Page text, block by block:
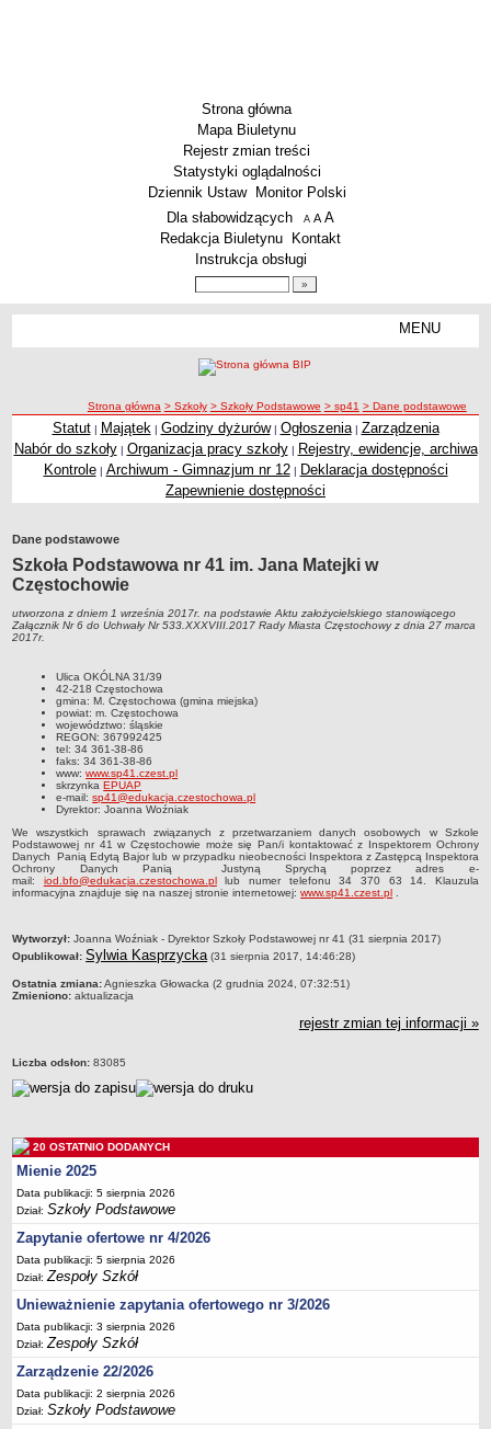
Strona główna
Mapa Biuletynu
Rejestr zmian treści
Statystyki oglądalności
Dziennik Ustaw
Monitor Polski
Menu dodatkowe
Dla słabowidzących A pomniejsz czcionkę
A standardowy rozmiar czcionki
A
Redakcja Biuletynu
Kontakt
Instrukcja obsługi
MENU
Zespoły Szkół
Techniczne Zakłady Naukowe
ARCHIWUM SZKÓŁ I PLACÓWEK
Zlikwidowane gimnazja
Przekształcone szkoły i placówki
Wielofunkcyjna Placówka
SPECJALNE OŚRODKI SZKOLNO-WYCHOWAWCZE
Specjalny Ośrodek nr 1
Specjalny Ośrodek nr 5
BURSA MIEJSKA
Dane podstawowe
Statut
Majątek
Godziny dyżurów
Ogłoszenie
Zarządzenia
Rejestry, ewidencje, archiwa
Deklaracja dostępności
Dane podstawowe
Majątek
Ogłoszenia
Zarządzenia
Rejestry, ewidencje, archiwa
Kontrole
PONOWNE WYKORZYSTYWANIE
Sprawozdania
Deklaracja dostępności
DEKLARACJA DOSTĘPNOŚCI
ścieżka nawigacji
Strona główna > Szkoły > Szkoły Podstawowe > sp41 > Dane podstawowe
Statut| Majątek | Godziny dyżurów| Ogłoszenia| Zarządzenia
Nabór do szkoły| Organizacja pracy szkoły| Rejestry, ewidencje, archiwa
Kontrole| Archiwum - Gimnazjum nr 12| Deklaracja dostępności
Zapewnienie dostępności
Dane podstawowe
Szkoła Podstawowa nr 41 im. Jana Matejki w
Częstochowie
utworzona z dniem 1 września 2017r. na podstawie Aktu założycielskiego stanowiącego
Załącznik Nr 6 do Uchwały Nr 533.XXXVIII.2017 Rady Miasta Częstochowy z dnia 27 marca
2017r.
Ulica OKÓLNA 31/39
42-218 Częstochowa
gmina: M. Częstochowa (gmina miejska)
powiat: m. Częstochowa
województwo: śląskie
REGON: 367992425
tel: 34 361-38-86
faks: 34 361-38-86
www:www.sp41.czest.pl
skrzynkaEPUAP
e-mail:sp41@edukacja.czestochowa.pl
Dyrektor: Joanna Woźniak
We wszystkich sprawach związanych z przetwarzaniem danych osobowych w Szkole
Podstawowej nr 41 w Częstochowie może się Pan/i kontaktować z Inspektorem Ochrony
Danych Panią Edytą Bajor lub w przypadku nieobecności Inspektora z Zastępcą Inspektora
Ochrony Danych Panią Justyną Sprychą poprzez adres e-
mail:
iod.bfo@edukacja.czestochowa.pl lub numer telefonu 34 370 63 14. Klauzula
informacyjna znajduje się na naszej stronie internetowej:www.sp41.czest.pl .
metryczka
Wytworzył: Joanna Woźniak - Dyrektor Szkoły Podstawowej nr 41 (31 sierpnia 2017)
Opublikował: Sylwia Kasprzycka(31 sierpnia 2017, 14:46:28)
Ostatnia zmiana:Agnieszka Głowacka (2 grudnia 2024, 07:32:51)
Zmieniono: aktualizacja
rejestr zmian tej informacji »
Liczba odsłon: 83085
20 OSTATNIO DODANYCH
Mienie 2025
Data publikacji: 5 sierpnia 2026
Dział:Szkoły Podstawowe
Zapytanie ofertowe nr 4/2026
Data publikacji: 5 sierpnia 2026
Dział:Zespoły Szkół
Unieważnienie zapytania ofertowego nr 3/2026
Data publikacji: 3 sierpnia 2026
Dział:Zespoły Szkół
Zarządzenie 22/2026
Data publikacji: 2 sierpnia 2026
Dział:Szkoły Podstawowe